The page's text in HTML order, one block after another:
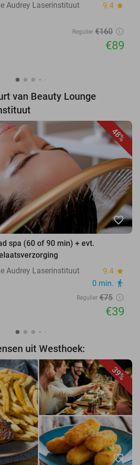
Audrey Laserinstituut
9.4 star
Regulier €160
€89
van Beauty Lounge
48%
favorite_border
spa (60 of 90 min) + evt.
Audrey Laserinstituut
9.4 star
0 min. directions_walk
Regulier €75
€39
uit Westhoek:
39%
favorite_border